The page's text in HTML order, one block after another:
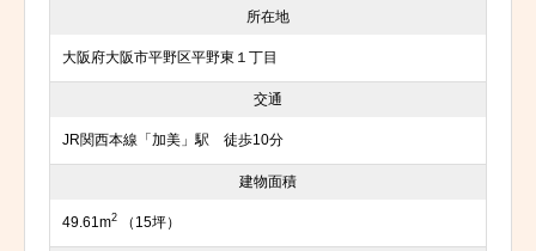
所在地
大阪府大阪市平野区平野東１丁目
交通
JR関西本線「加美」駅 徒歩10分
建物面積
49.61m2 （15坪）